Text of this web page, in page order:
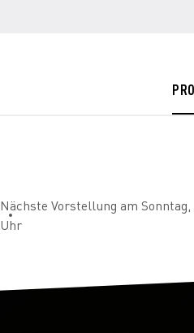
Nächste Vorstellung am Sonntag,
Uhr